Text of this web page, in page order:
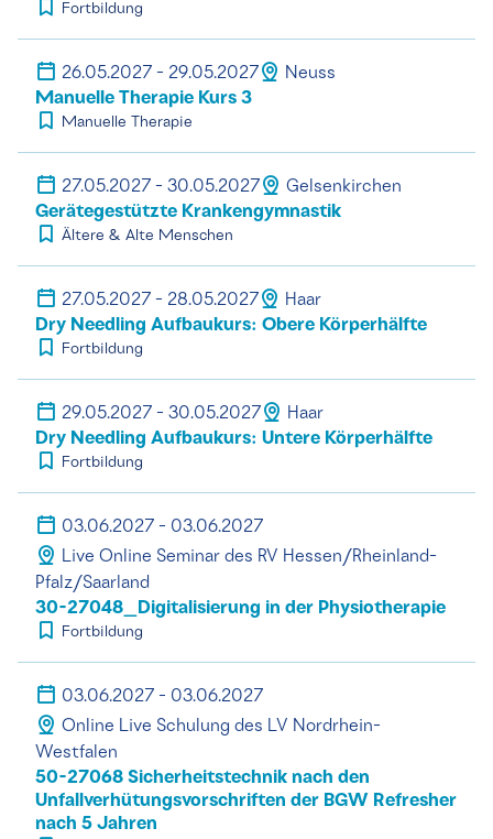
Fortbildung
26.05.2027 - 29.05.2027 Neuss
Manuelle Therapie Kurs 3
Manuelle Therapie
27.05.2027 - 30.05.2027 Gelsenkirchen
Gerätegestützte Krankengymnastik
Ältere & Alte Menschen
27.05.2027 - 28.05.2027 Haar
Dry Needling Aufbaukurs: Obere Körperhälfte
Fortbildung
29.05.2027 - 30.05.2027 Haar
Dry Needling Aufbaukurs: Untere Körperhälfte
Fortbildung
03.06.2027 - 03.06.2027
Live Online Seminar des RV Hessen/Rheinland-
Pfalz/Saarland
30-27048_Digitalisierung in der Physiotherapie
Fortbildung
03.06.2027 - 03.06.2027
Online Live Schulung des LV Nordrhein-
Westfalen
50-27068 Sicherheitstechnik nach den
Unfallverhütungsvorschriften der BGW Refresher
nach 5 Jahren